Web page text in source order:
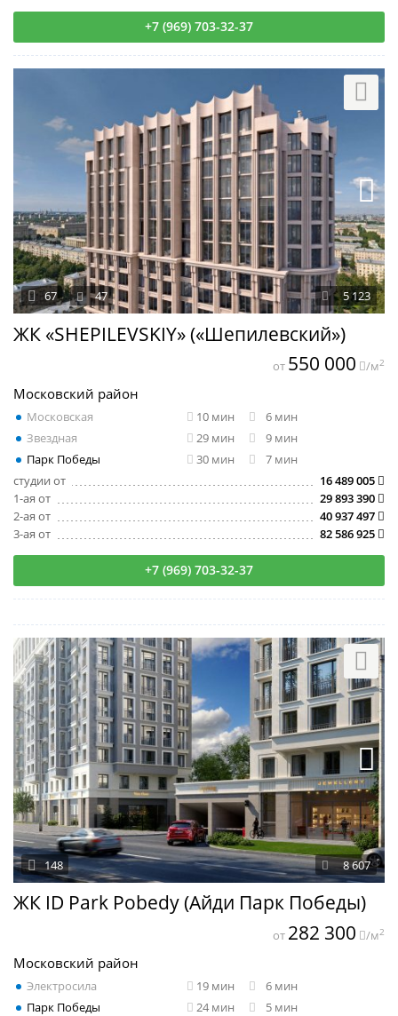
+7 (969) 703-32-37
ЖК «SHEPILEVSKIY» («Шепилевский»)
5 123
67 47
Московский район
Московская 10 мин
6 мин
Звездная
29 мин
9 мин
Парк Победы
30 мин
7 мин
студии от
16 489 005
1-ая от
29 893 390
2-ая от
40 937 497
3-ая от
82 586 925
от 550 000 /м2
+7 (969) 703-32-37
ЖК ID Park Pobedy (Айди Парк Победы)
8 607
148
Московский район
Электросила 19 мин
6 мин
Парк Победы
24 мин 5 мин
от 282 300 /м2